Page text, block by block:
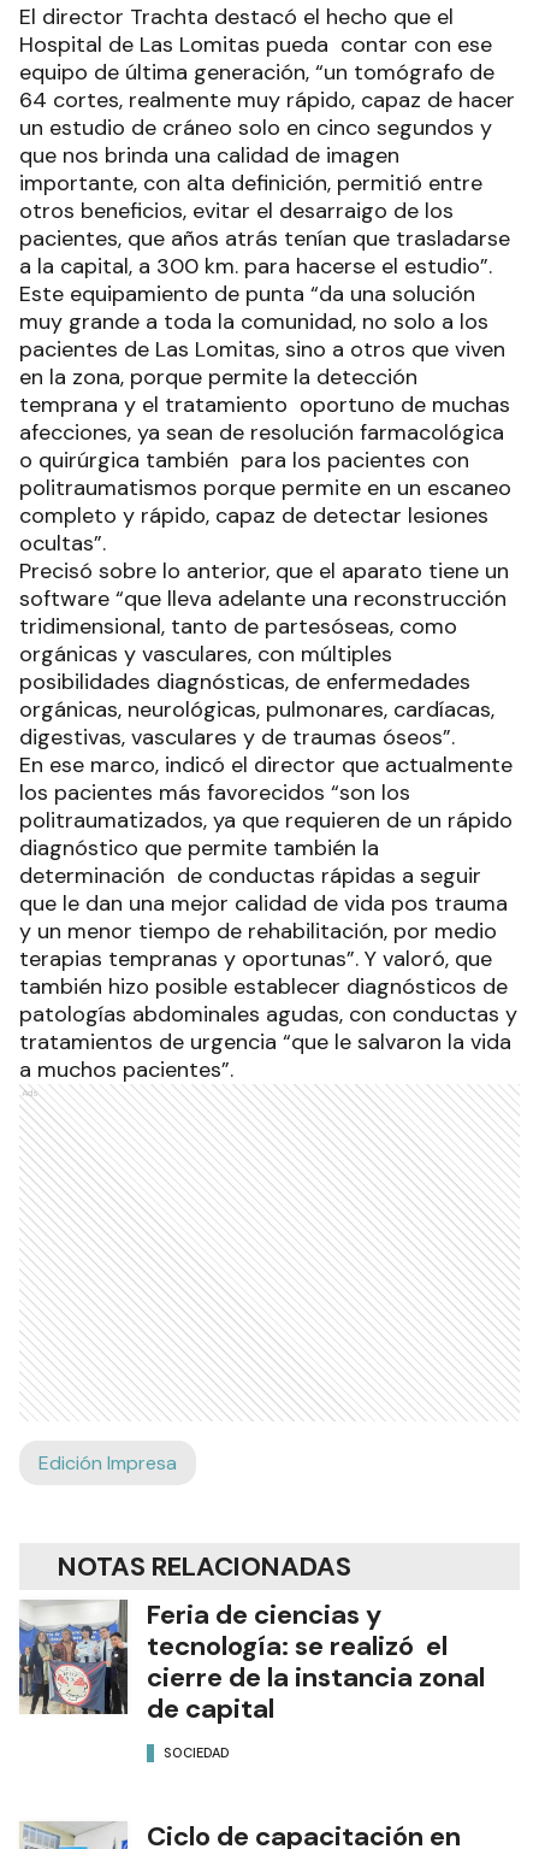
El director Trachta destacó el hecho que el
Hospital de Las Lomitas pueda contar con ese
equipo de última generación, “un tomógrafo de
64 cortes, realmente muy rápido, capaz de hacer
un estudio de cráneo solo en cinco segundos y
que nos brinda una calidad de imagen
importante, con alta definición, permitió entre
otros beneficios, evitar el desarraigo de los
pacientes, que años atrás tenían que trasladarse
a la capital, a 300 km. para hacerse el estudio”.
Este equipamiento de punta “da una solución
muy grande a toda la comunidad, no solo a los
pacientes de Las Lomitas, sino a otros que viven
en la zona, porque permite la detección
temprana y el tratamiento oportuno de muchas
afecciones, ya sean de resolución farmacológica
o quirúrgica también para los pacientes con
politraumatismos porque permite en un escaneo
completo y rápido, capaz de detectar lesiones
ocultas”.
Precisó sobre lo anterior, que el aparato tiene un
software “que lleva adelante una reconstrucción
tridimensional, tanto de partesóseas, como
orgánicas y vasculares, con múltiples
posibilidades diagnósticas, de enfermedades
orgánicas, neurológicas, pulmonares, cardíacas,
digestivas, vasculares y de traumas óseos”.
En ese marco, indicó el director que actualmente
los pacientes más favorecidos “son los
politraumatizados, ya que requieren de un rápido
diagnóstico que permite también la
determinación de conductas rápidas a seguir
que le dan una mejor calidad de vida pos trauma
y un menor tiempo de rehabilitación, por medio
terapias tempranas y oportunas”. Y valoró, que
también hizo posible establecer diagnósticos de
patologías abdominales agudas, con conductas y
tratamientos de urgencia “que le salvaron la vida
a muchos pacientes”.
Ads
Edición Impresa
NOTAS RELACIONADAS
Feria de ciencias y
tecnología: se realizó el
cierre de la instancia zonal
de capital
SOCIEDAD
Ciclo de capacitación en